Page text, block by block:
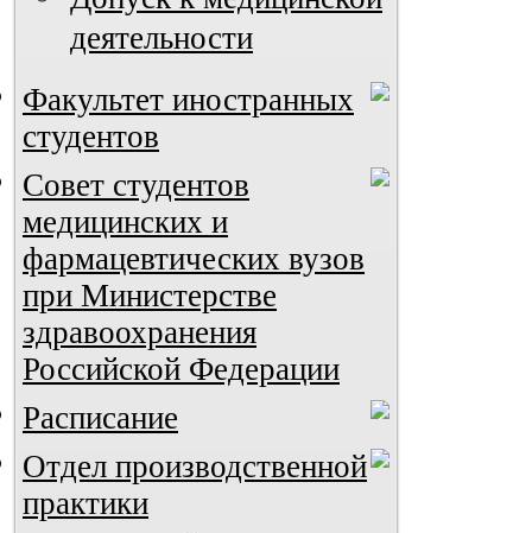
деятельности
Факультет иностранных
студентов
Совет студентов
медицинских и
фармацевтических вузов
при Министерстве
здравоохранения
Российской Федерации
Расписание
Отдел производственной
практики